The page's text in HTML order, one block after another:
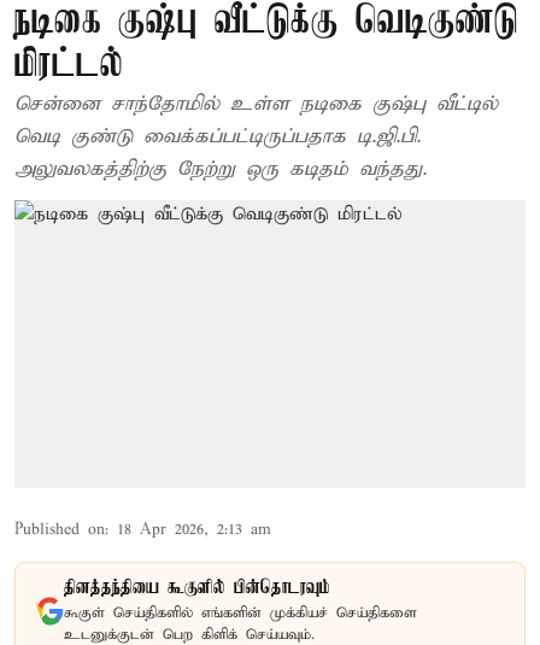
நடிகை குஷ்பு வீட்டுக்கு வெடிகுண்டு
மிரட்டல்
சென்னை சாந்தோமில் உள்ள நடிகை குஷ்பு வீட்டில்
வெடி குண்டு வைக்கப்பட்டிருப்பதாக டி.ஜி.பி.
அலுவலகத்திற்கு நேற்று ஒரு கடிதம் வந்தது.
Published on: 18 Apr 2026, 2:13 am
தினத்தந்தியை கூகுளில் பின்தொடரவும்
கூகுள் செய்திகளில் எங்களின் முக்கியச் செய்திகளை
உடனுக்குடன் பெற கிளிக் செய்யவும்.